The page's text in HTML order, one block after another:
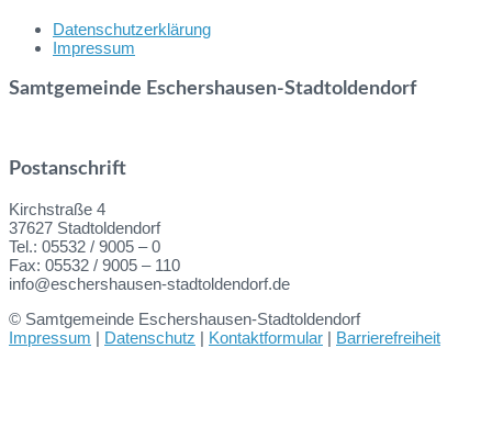
Datenschutzerklärung
Impressum
Samtgemeinde Eschershausen-Stadtoldendorf
Postanschrift
Kirchstraße 4
37627 Stadtoldendorf
Tel.: 05532 / 9005 – 0
Fax: 05532 / 9005 – 110
info@eschershausen-stadtoldendorf.de
© Samtgemeinde Eschershausen-Stadtoldendorf
Impressum | Datenschutz | Kontaktformular | Barrierefreiheit